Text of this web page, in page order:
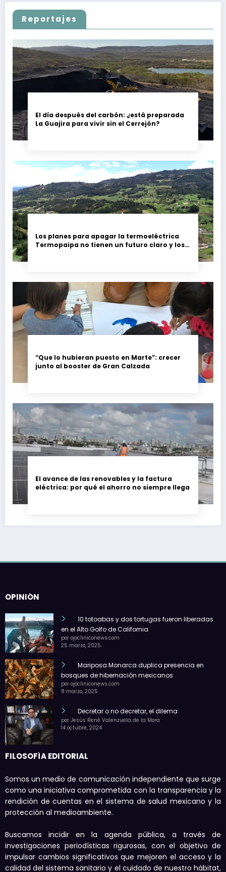
Reportajes
El día después del carbón: ¿está preparada
La Guajira para vivir sin el Cerrejón?
Los planes para apagar la termoeléctrica
Termopaipa no tienen un futuro claro y los
“Que lo hubieran puesto en Marte”: crecer
junto al booster de Gran Calzada
El avance de las renovables y la factura
eléctrica: por qué el ahorro no siempre llega
OPINIÓN
10 totoabas y dos tortugas fueron liberadas
en el Alto Golfo de California
por ojocliniconews.com
25 marzo, 2025
Mariposa Monarca duplica presencia en
bosques de hibernación mexicanos
por ojocliniconews.com
8 marzo, 2025
Decretar o no decretar, el dilema
por Jesús René Valenzuela de la Mora
14 octubre, 2024
FILOSOFÍA EDITORIAL
Somos un medio de comunicación independiente que surge
como una iniciativa comprometida con la transparencia y la
rendición de cuentas en el sistema de salud mexicano y la
protección al medioambiente.
Buscamos incidir en la agenda pública, a través de
investigaciones periodísticas rigurosas, con el objetivo de
impulsar cambios significativos que mejoren el acceso y la
calidad del sistema sanitario y el cuidado de nuestro hábitat,